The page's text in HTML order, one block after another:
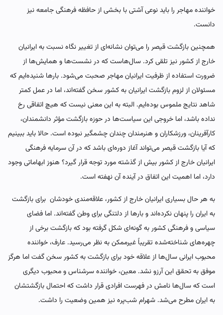
خواننده مهاجر را باید نوعی آشتی با بخشی از حافظه فرهنگی جامعه نیز
دانست.
همچنین بازگشت قیصر را می‌توان نشانه‌ای از تغییر نگاه نسبت به ایرانیان
خارج از کشور نیز تلقی کرد. سال‌هاست که در نشست‌ها و همایش‌ها از
ضرورت استفاده از ظرفیت ایرانیان مهاجر صحبت می‌شود. بارها شنیده‌ایم که
مسئولان از لزوم بازگشت ایرانیان به کشور سخن گفته‌اند، اما در عمل کمتر
شاهد نتایج ملموس بوده‌ایم. البته به این معنی نیست که هیچ اتفاقی رخ
نداده باشد، اما خروجی این سیاست‌ها در حوزه بازگشت مؤثر دانشمندان،
کارآفرینان، ورزشکاران و هنرمندان چندان چشمگیر نبوده است. حالا باید ببینیم
که آیا بازگشت قیصر می‌تواند آغاز دوره‌ای باشد که در آن سرمایه فرهنگی
ایرانیان خارج از کشور بیش از گذشته مورد توجه قرار گیرد؟ هنوز ابهاماتی وجود
دارد، اما اهمیت این اتفاق در آینده آن نهفته است.
به هر حال بسیاری ایرانیان خارج از کشور، علاقه‌مندی خودشان برای بازگشت
به ایران را پنهان نکرده‌اند و بارها از دلتنگی برای وطن گفته‌اند. اما فضای
سیاسی و فرهنگی کشور به گونه‌ای شکل گرفته بود که بازگشت برخی از
چهره‌های شناخته‌شده تقریباً غیرممکن به نظر می‌رسید. عارف، خواننده
محبوب ایرانی سال‌ها از علاقه خود برای بازگشت به کشور سخن گفت اما هرگز
موفق به تحقق این آرزو نشد. معین، خواننده سرشناس و محبوب دیگری
است که سال‌ها نامش در فهرست افرادی قرار داشت که احتمال بازگشتشان
به ایران مطرح می‌شد. شهرام شب‌پره نیز همین وضعیت را داشت.